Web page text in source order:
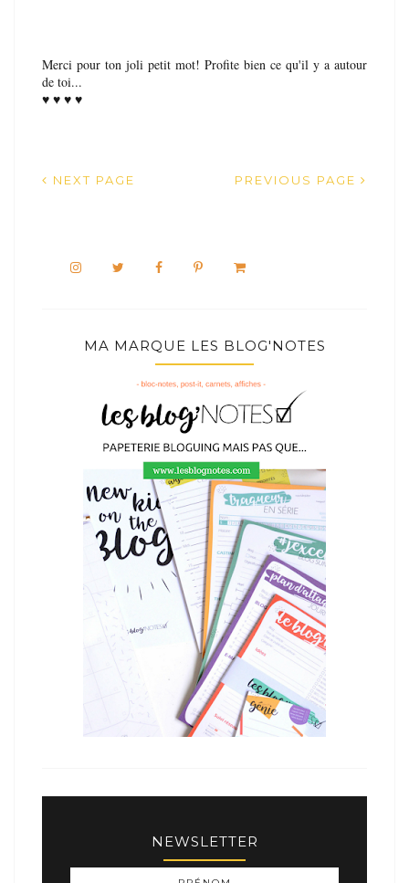
Merci pour ton joli petit mot! Profite bien ce qu'il y a autour
de toi...
♥ ♥ ♥ ♥
NEXT PAGE PREVIOUS PAGE
MA MARQUE LES BLOG'NOTES
NEWSLETTER